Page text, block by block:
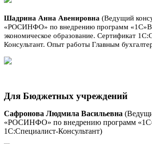
Шадрина Анна Авенировна (Ведущий
«РОСИНФО» по внедрению программ
экономическое образование. Сертификат
Консультант. Опыт работы Главным
Для Бюджетных учреждений
Сафронова Людмила Васильевна
«РОСИНФО» по внедрению программ
1С:Специалист-Консультант)